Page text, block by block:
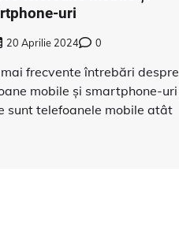
uri
20 Aprilie 2024 0
mai frecvente întrebări despre
mobile și smartphone-uri
sunt telefoanele mobile atât